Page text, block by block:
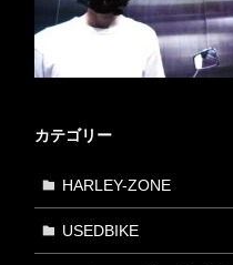
カテゴリー
HARLEY-ZONE
USEDBIKE